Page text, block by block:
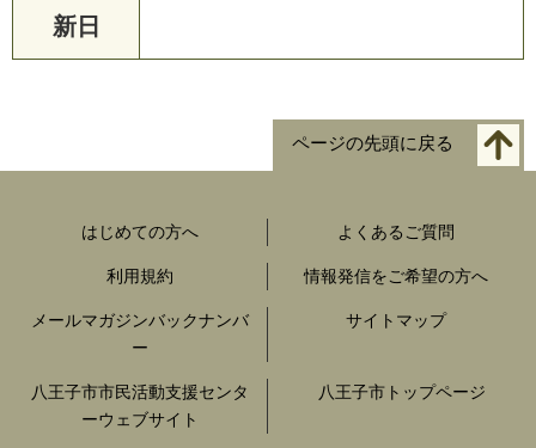
新日
ページの先頭に戻る
はじめての方へ よくあるご質問
利用規約 情報発信をご希望の方へ
メールマガジンバックナンバ
ー
サイトマップ
八王子市市民活動支援センタ
ーウェブサイト
八王子市トップページ